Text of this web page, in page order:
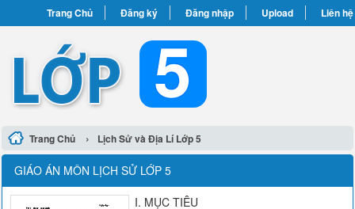
Trang Chủ Đăng ký Đăng nhập Upload Liên hệ
Trang Chủ › Lịch Sử và Địa Lí Lớp 5
GIÁO ÁN MÔN LỊCH SỬ LỚP 5
I. MỤC TIÊU